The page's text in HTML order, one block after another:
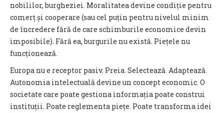
nobililor, burgheziei. Moralitatea devine condiție pentru
comerț și cooperare (sau cel puțin pentru nivelul minim
de încredere fără de care schimburile economice devin
imposibile). Fără ea, burgurile nu există. Piețele nu
funcționează.
Europa nu e receptor pasiv. Preia. Selectează. Adaptează.
Autonomia intelectuală devine un concept economic. O
societate care poate gestiona informația poate construi
instituții. Poate reglementa piețe. Poate transforma idei